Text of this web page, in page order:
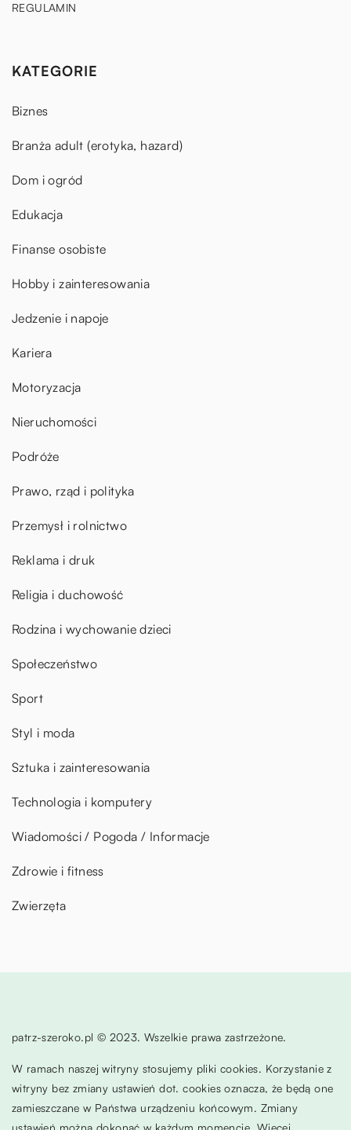
REGULAMIN
KATEGORIE
Biznes
Branża adult (erotyka, hazard)
Dom i ogród
Edukacja
Finanse osobiste
Hobby i zainteresowania
Jedzenie i napoje
Kariera
Motoryzacja
Nieruchomości
Podróże
Prawo, rząd i polityka
Przemysł i rolnictwo
Reklama i druk
Religia i duchowość
Rodzina i wychowanie dzieci
Społeczeństwo
Sport
Styl i moda
Sztuka i zainteresowania
Technologia i komputery
Wiadomości / Pogoda / Informacje
Zdrowie i fitness
Zwierzęta
patrz-szeroko.pl © 2023. Wszelkie prawa zastrzeżone.
W ramach naszej witryny stosujemy pliki cookies. Korzystanie z
witryny bez zmiany ustawień dot. cookies oznacza, że będą one
zamieszczane w Państwa urządzeniu końcowym. Zmiany